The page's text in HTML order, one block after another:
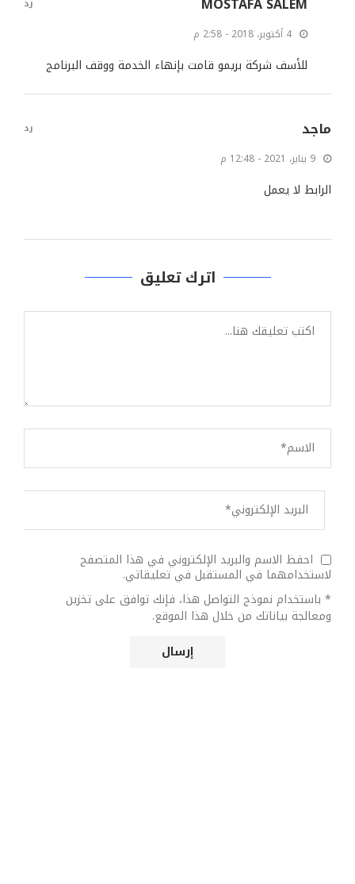
4 أكتوبر، 2018 - 2:58 م
للأسف شركة بريمو قامت بإنهاء الخدمة ووقف البرنامج
ماجد
9 يناير، 2021 - 12:48 م
الرابط لا يعمل
رد
اترك تعليق
احفظ الاسم والبريد الإلكتروني في هذا المتصفح
لاستخدامهما في المستقبل في تعليقاتي.
* باستخدام نموذج التواصل هذا، فإنك توافق على تخزين
ومعالجة بياناتك من خلال هذا الموقع.